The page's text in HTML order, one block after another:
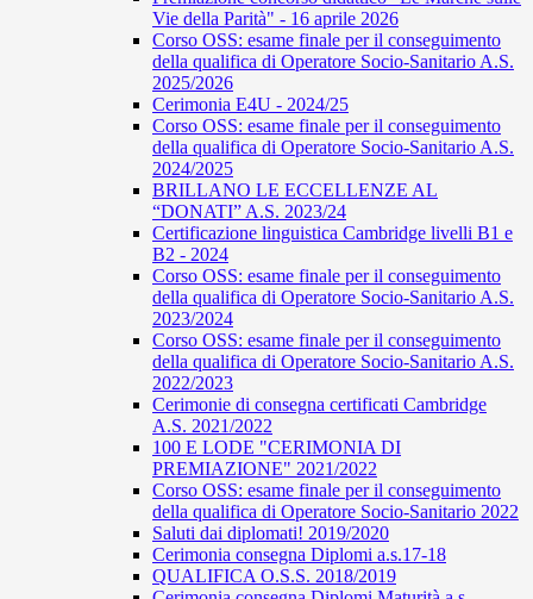
Vie della Parità" - 16 aprile 2026
Corso OSS: esame finale per il conseguimento
della qualifica di Operatore Socio-Sanitario A.S.
2025/2026
Cerimonia E4U - 2024/25
Corso OSS: esame finale per il conseguimento
della qualifica di Operatore Socio-Sanitario A.S.
2024/2025
BRILLANO LE ECCELLENZE AL
“DONATI” A.S. 2023/24
Certificazione linguistica Cambridge livelli B1 e
B2 - 2024
Corso OSS: esame finale per il conseguimento
della qualifica di Operatore Socio-Sanitario A.S.
2023/2024
Corso OSS: esame finale per il conseguimento
della qualifica di Operatore Socio-Sanitario A.S.
2022/2023
Cerimonie di consegna certificati Cambridge
A.S. 2021/2022
100 E LODE "CERIMONIA DI
PREMIAZIONE" 2021/2022
Corso OSS: esame finale per il conseguimento
della qualifica di Operatore Socio-Sanitario 2022
Saluti dai diplomati! 2019/2020
Cerimonia consegna Diplomi a.s.17-18
QUALIFICA O.S.S. 2018/2019